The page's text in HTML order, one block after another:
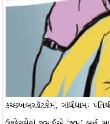
કચ્છખબરડૉટકોમ, ગાંધીધામઃ